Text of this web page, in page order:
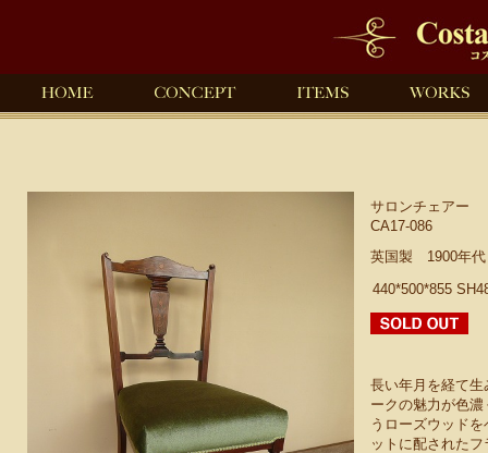
サロンチェアー
CA17-086
英国製 1900年
440*500*855
長い年月を経て
ークの魅力が色
うローズウッド
ットに配された